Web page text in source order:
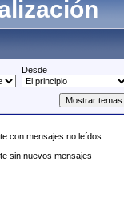
Desde
con mensajes no leídos
sin nuevos mensajes